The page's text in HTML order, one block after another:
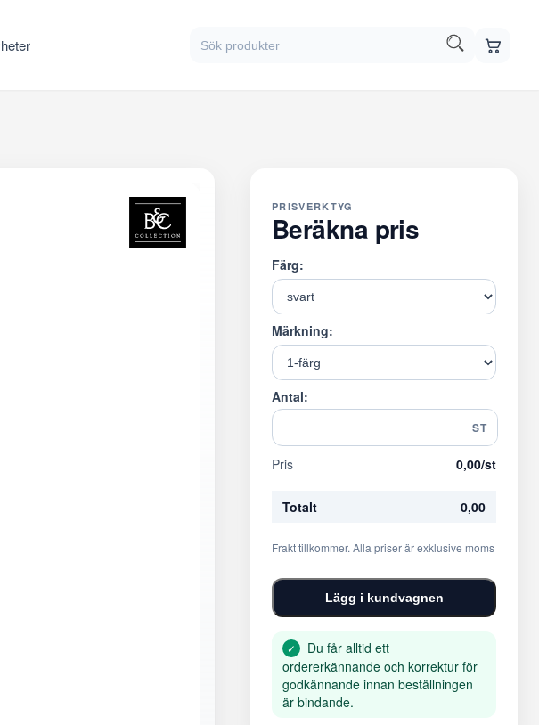
PRISVERKTYG
Beräkna pris
Färg:
Märkning:
Antal:
ST
Pris 0,00/st
Totalt 0,00
Frakt tillkommer. Alla priser är exklusive moms
Lägg i kundvagnen
✓
Du får alltid ett
ordererkännande och korrektur för
godkännande innan beställningen
är bindande.